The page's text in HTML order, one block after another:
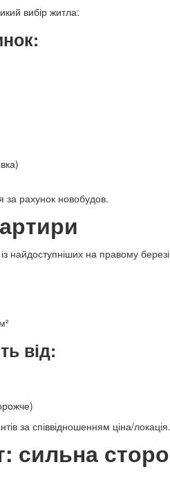
вибір житла:
за рахунок новобудов.
найдоступніших на правому
від:
за співвідношенням ціна/локація.
сильна